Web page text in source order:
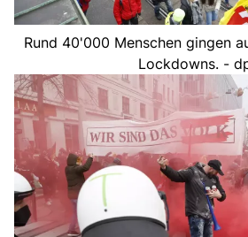
Rund 40'000 Menschen gingen
Lockdowns. -